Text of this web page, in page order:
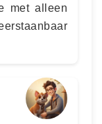
met alleen